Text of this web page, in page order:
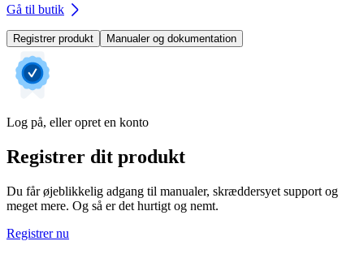
Gå til butik
Registrer produkt Manualer og dokumentation
Log på, eller opret en konto
Registrer dit produkt
Du får øjeblikkelig adgang til manualer, skræddersyet support og
meget mere. Og så er det hurtigt og nemt.
Registrer nu